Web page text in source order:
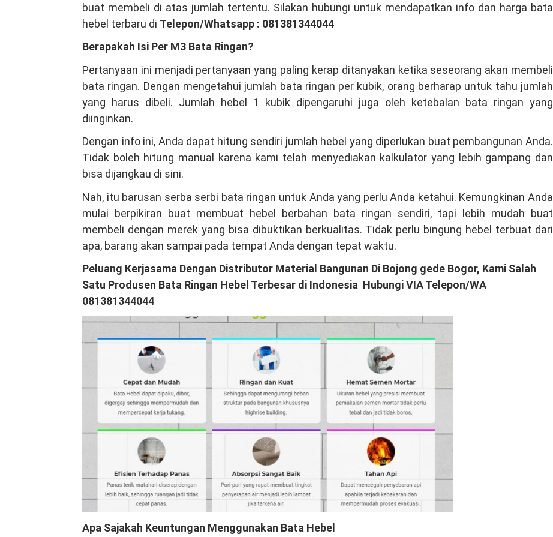
buat membeli di atas jumlah tertentu. Silakan hubungi untuk mendapatkan info dan harga bata
hebel terbaru di Telepon/Whatsapp : 081381344044
Berapakah Isi Per M3 Bata Ringan?
Pertanyaan ini menjadi pertanyaan yang paling kerap ditanyakan ketika seseorang akan membeli
bata ringan. Dengan mengetahui jumlah bata ringan per kubik, orang berharap untuk tahu jumlah
yang harus dibeli. Jumlah hebel 1 kubik dipengaruhi juga oleh ketebalan bata ringan yang
diinginkan.
Dengan info ini, Anda dapat hitung sendiri jumlah hebel yang diperlukan buat pembangunan Anda.
Tidak boleh hitung manual karena kami telah menyediakan kalkulator yang lebih gampang dan
bisa dijangkau di sini.
Nah, itu barusan serba serbi bata ringan untuk Anda yang perlu Anda ketahui. Kemungkinan Anda
mulai berpikiran buat membuat hebel berbahan bata ringan sendiri, tapi lebih mudah buat
membeli dengan merek yang bisa dibuktikan berkualitas. Tidak perlu bingung hebel terbuat dari
apa, barang akan sampai pada tempat Anda dengan tepat waktu.
Peluang Kerjasama Dengan Distributor Material Bangunan Di Bojong gede Bogor, Kami Salah
Satu Produsen Bata Ringan Hebel Terbesar di Indonesia Hubungi VIA Telepon/WA
081381344044
Apa Sajakah Keuntungan Menggunakan Bata Hebel